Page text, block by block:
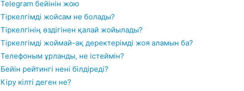
Telegram бейінін жою
Тіркелгімді жойсам не болады?
Тіркелгінің өздігінен қалай жойылады?
Тіркелгімді жоймай-ақ деректерімді жоя аламын ба?
Телефоным ұрланды, не істеймін?
Бейін рейтингі нені білдіреді?
Кіру кілті деген не?